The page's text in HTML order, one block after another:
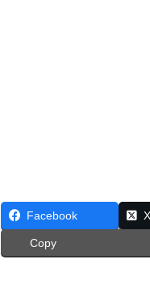
Facebook X
Copy